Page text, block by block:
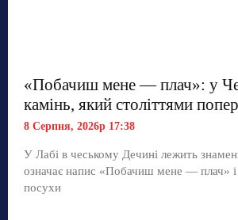
«Побачиш мене — плач»: у
камінь, який століттями
8 Серпня, 2026р 17:38
У Лабі в чеському Дечині лежить
означає напис «Побачиш мене — плач» і
посухи